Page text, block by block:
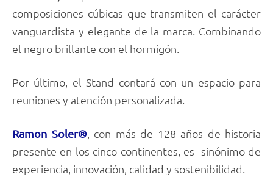
composiciones cúbicas que transmiten el carácter
vanguardista y elegante de la marca. Combinando
el negro brillante con el hormigón.
Por último, el Stand contará con un espacio para
reuniones y atención personalizada.
Ramon Soler®, con más de 128 años de historia
presente en los cinco continentes, es sinónimo de
experiencia, innovación, calidad y sostenibilidad.